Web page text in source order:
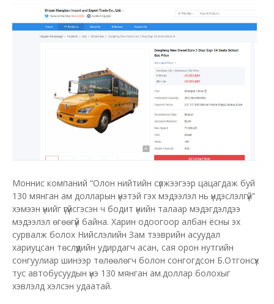
Моннис компаний “Олон нийтийн сүлжээгээр цацагдаж буй
130 мянган ам долларын үнэтэй гэх мэдээлэл нь үндэслэлгүй”
хэмээн үнийг үгүйсгэсэн ч бодит үнийн талаар мэдэгдэлдээ
мэдээлэл өгөөгүй байна. Харин одоогоор албан ёсны эх
сурвалж болох Нийслэлийн Зам тээврийн асуудал
хариуцсан төслүүдийн удирдагч асан, сая орон нутгийн
сонгуулиар шинээр төлөөлөгч болон сонгогдсон Б.Отгонсүх
тус автобусуудын үнэ 130 мянган ам.доллар болохыг
хэвлэлд хэлсэн удаатай.